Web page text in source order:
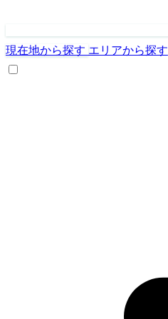
現在地から探す エリアから探す